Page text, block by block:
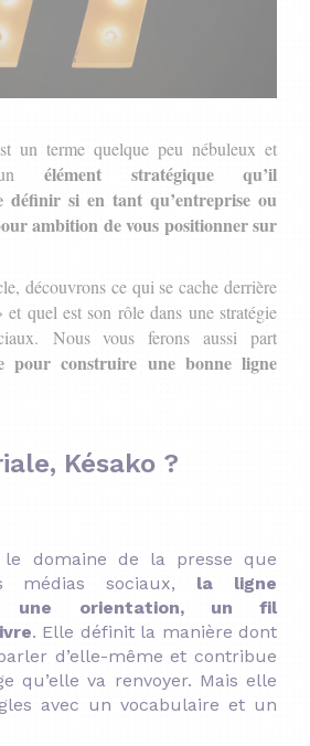
un terme quelque peu nébuleux et
unélément stratégique qu’il
définir si en tant qu’entreprise ou
ambition de vous positionner sur
découvrons ce qui se cache derrière
quel est son rôle dans une stratégie
Nous vous ferons aussi part
pour construire une bonne ligne
Késako ?
domaine de la presse que
sociaux, la ligne
une orientation, un fil
. Elle définit la manière dont
d’elle-même et contribue
qu’elle va renvoyer. Mais elle
avec un vocabulaire et un